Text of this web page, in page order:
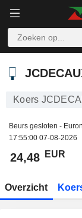
JCDECAUX SE
Koers
Beurs gesloten -
17:55:00 07-08-2026
24,48 EUR
Overzicht